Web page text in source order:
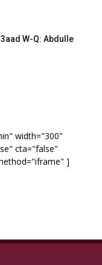
3aad W-Q: Abdulle
width="300"
cta="false"
]